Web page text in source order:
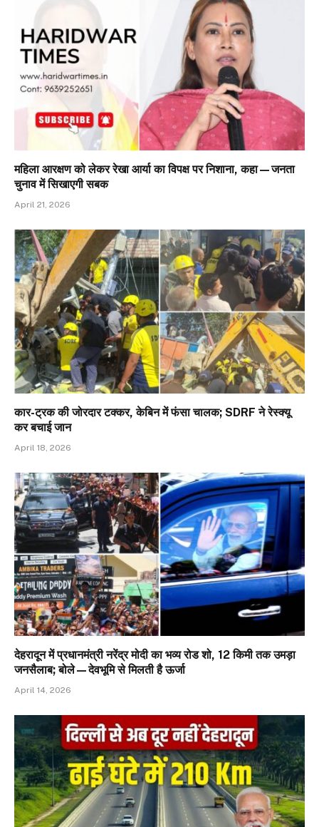
महिला आरक्षण को लेकर रेखा आर्या का विपक्ष पर निशाना, कहा—जनता
चुनाव में सिखाएगी सबक
April 21, 2026
कार-ट्रक की जोरदार टक्कर, केबिन में फंसा चालक; SDRF ने रेस्क्यू
कर बचाई जान
April 18, 2026
देहरादून में प्रधानमंत्री नरेंद्र मोदी का भव्य रोड शो, 12 किमी तक उमड़ा
जनसैलाब; बोले—देवभूमि से मिलती है ऊर्जा
April 14, 2026